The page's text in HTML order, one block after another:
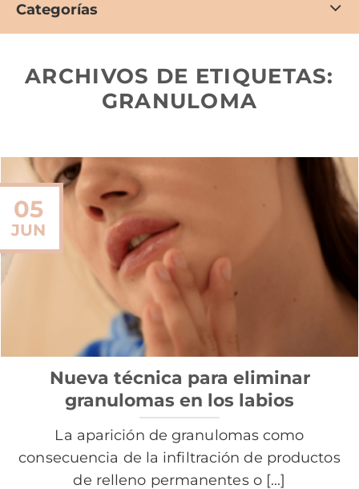
Categorías
ARCHIVOS DE ETIQUETAS:
GRANULOMA
Nueva técnica para eliminar
granulomas en los labios
La aparición de granulomas como
consecuencia de la infiltración de productos
de relleno permanentes o [...]
05
JUN